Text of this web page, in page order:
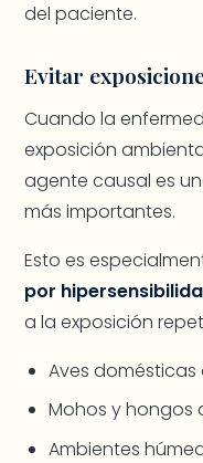
del paciente.
Evitar
Cuando la
exposición
agente causal es
más importantes.
Esto es
por
a la exposición
Aves domésticas
Mohos y hongos
Ambientes